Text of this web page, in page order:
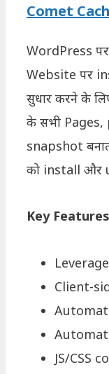
Comet
WordPress
Website पर
सुधार करने के
के सभी
snapshot
को install और
Key
Client-
JS/CSS